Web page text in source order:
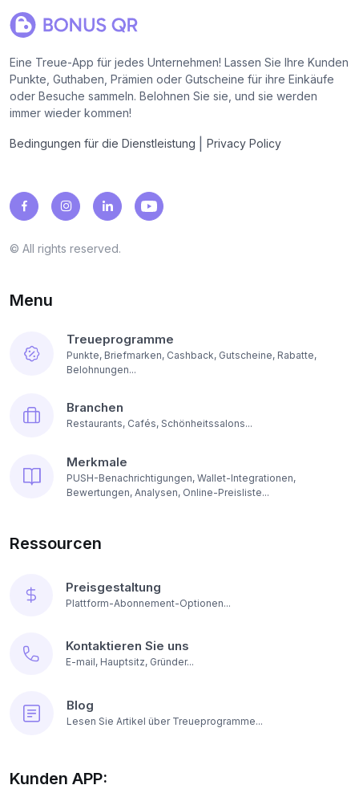
Eine Treue-App für jedes Unternehmen! Lassen Sie Ihre Kunden
Punkte, Guthaben, Prämien oder Gutscheine für ihre Einkäufe
oder Besuche sammeln. Belohnen Sie sie, und sie werden
immer wieder kommen!
Bedingungen für die Dienstleistung Privacy Policy
© All rights reserved.
Menu
Treueprogramme
Punkte, Briefmarken, Cashback, Gutscheine, Rabatte,
Belohnungen...
Branchen
Restaurants, Cafés, Schönheitssalons...
Merkmale
PUSH-Benachrichtigungen, Wallet-Integrationen,
Bewertungen, Analysen, Online-Preisliste...
Ressourcen
Preisgestaltung
Plattform-Abonnement-Optionen...
Kontaktieren Sie uns
E-mail, Hauptsitz, Gründer...
Blog
Lesen Sie Artikel über Treueprogramme...
Kunden APP: